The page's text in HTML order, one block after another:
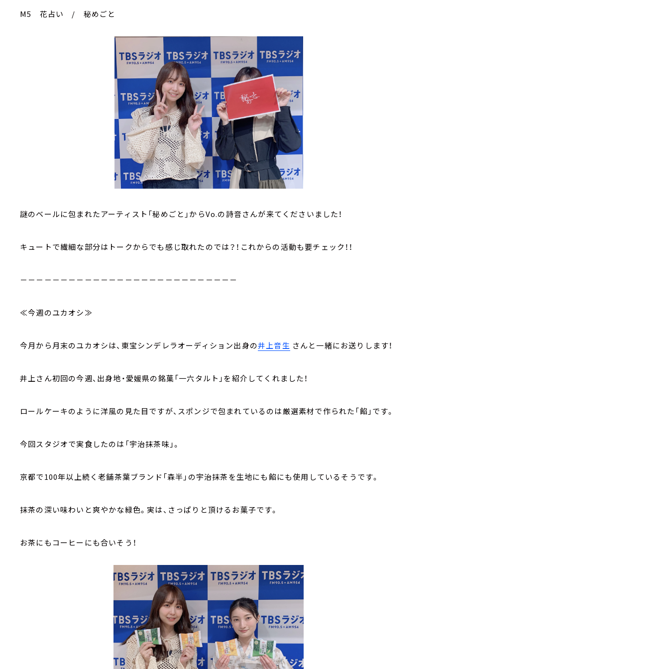
M5 花占い / 秘めごと
謎のベールに包まれたアーティスト「秘めごと」からVo.の詩音さんが来てくださいました！
キュートで繊細な部分はトークからでも感じ取れたのでは？！これからの活動も要チェック！！
－－－－－－－－－－－－－－－－－－－－－－－－－－－
≪今週のユカオシ≫
今月から月末のユカオシは、東宝シンデレラオーディション出身の井上音生 さんと一緒にお送りします！
井上さん初回の今週、出身地・愛媛県の銘菓「一六タルト」を紹介してくれました！
ロールケーキのように洋風の見た目ですが、スポンジで包まれているのは厳選素材で作られた「餡」です。
今回スタジオで実食したのは「宇治抹茶味」。
京都で100年以上続く老舗茶葉ブランド「森半」の宇治抹茶を生地にも餡にも使用しているそうです。
抹茶の深い味わいと爽やかな緑色。実は、さっぱりと頂けるお菓子です。
お茶にもコーヒーにも合いそう！